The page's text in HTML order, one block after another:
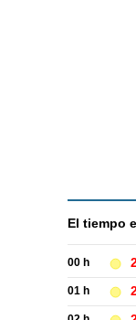
El tiempo
00 h
01 h